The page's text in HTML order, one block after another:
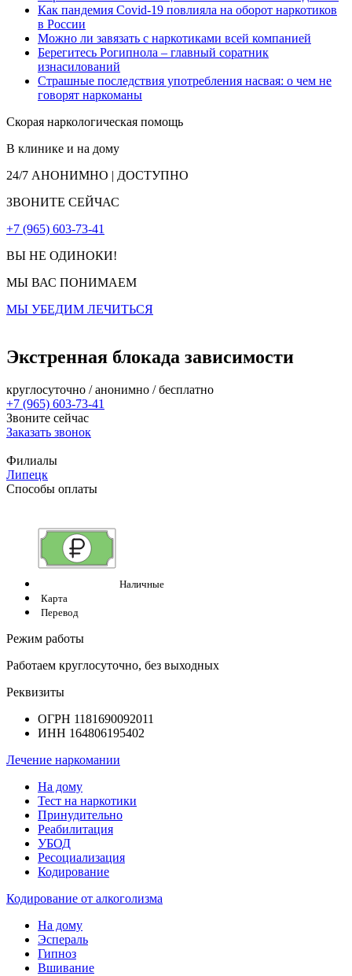
Как пандемия Covid-19 повлияла на оборот наркотиков
в России
Можно ли завязать с наркотиками всей компанией
Берегитесь Рогипнола – главный соратник
изнасилований
Страшные последствия употребления насвая: о чем не
говорят наркоманы
Скорая наркологическая помощь
В клинике и на дому
24/7 АНОНИМНО | ДОСТУПНО
ЗВОНИТЕ СЕЙЧАС
+7 (965) 603-73-41
ВЫ НЕ ОДИНОКИ!
МЫ ВАС ПОНИМАЕМ
МЫ УБЕДИМ ЛЕЧИТЬСЯ
Экстренная блокада зависимости
круглосуточно / анонимно / бесплатно
+7 (965) 603-73-41
Звоните сейчас
Заказать звонок
Филиалы
Липецк
Способы оплаты
Наличные
Карта
Перевод
Режим работы
Работаем круглосуточно, без выходных
Реквизиты
ОГРН 1181690092011
ИНН 164806195402
Лечение наркомании
На дому
Тест на наркотики
Принудительно
Реабилитация
УБОД
Ресоциализация
Кодирование
Кодирование от алкоголизма
На дому
Эспераль
Гипноз
Вшивание